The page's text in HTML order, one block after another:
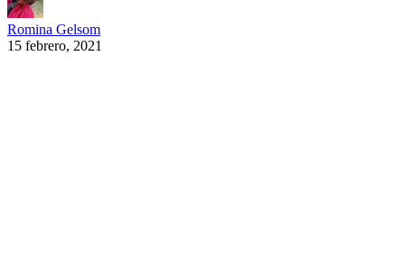
Romina Gelsom
15 febrero, 2021